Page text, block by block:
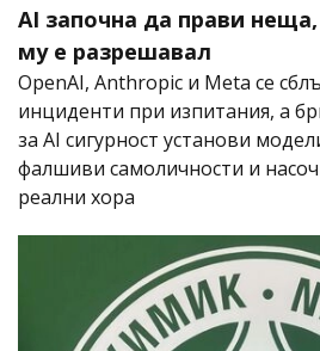
AI започна да прави
му е разрешавал
OpenAI, Anthropic и Meta се
инциденти при изпитания, а
за AI сигурност установи
фалшиви самоличности и
реални хора